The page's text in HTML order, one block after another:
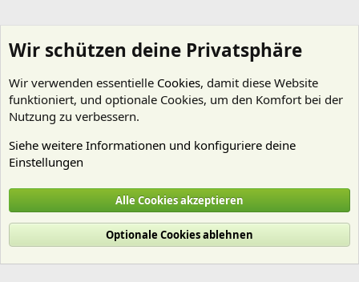
Cookies
Deutsch (Du)
Nutzungsbedingungen
Datenschutz Hilfe und Impressum
R
Wir schützen deine Privatsphäre
Wir verwenden essentielle Cookies, damit diese Website
funktioniert, und optionale Cookies, um den Komfort bei der
Nutzung zu verbessern.
Siehe weitere Informationen und konfiguriere deine
Einstellungen
Alle Cookies akzeptieren
Optionale Cookies ablehnen